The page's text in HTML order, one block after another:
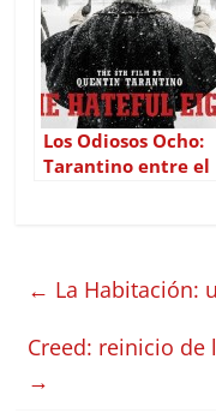
Los Odiosos Ocho:
Tarantino entre el
← La Habitación:
Creed: reinicio de
→